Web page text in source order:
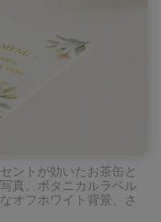
ントが効いたお茶缶と
真。ボタニカルラベル
オフホワイト背景、さ